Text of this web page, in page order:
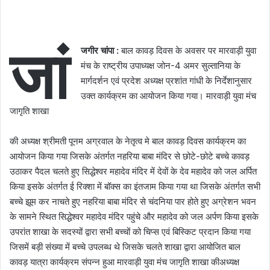
जां जगीर चांपा :बाल कावड़ दिवस के अवसर पर मारवाड़ी युवा
मंच के राष्ट्रीय उपाध्यक्ष जोन-4 अमर सुल्तानिया के
मार्गदर्शन एवं प्रदेश अध्यक्ष प्रशांत गांधी के निर्देशानुसार
उक्त कार्यक्रम का आयोजन किया गया। मारवाड़ी युवा मंच
जागृति शाखा
की अध्यक्ष श्रीमती पूनम अग्रवाल के नेतृत्व मे बाल कावड़ दिवस कार्यक्रम का
आयोजन किया गया जिसके अंतर्गत नहरिया बाबा मंदिर से छोटे-छोटे बच्चे कावड़
उठाकर पैदल चलते हुए सिद्धेश्वर महादेव मंदिर में देवों के देव महादेव को जल अर्पित
किया इसके अंतर्गत ई रिक्शा में बॉक्स का इंतजाम किया गया था जिसके अंतर्गत सभी
बच्चे झूम कर नाचते हुए नहरिया बाबा मंदिर से चंदनिया पार होते हुए अग्रेशन भवन
के सामने स्थित सिद्धेश्वर महादेव मंदिर पहुंचे और महादेव को जल अर्पण किया इसके
उपरांत शाखा के सदस्यों द्वारा सभी बच्चों को चिप्स एवं बिस्किट प्रदान किया गया
जिसमें बड़ी संख्या में बच्चे उपलब्ध थे जिसके चलते शाखा द्वारा आयोजित बाल
कावड़ यात्रा कार्यक्रम संपन्न हुआ मारवाड़ी युवा मंच जागृति शाखा कीअध्यक्ष